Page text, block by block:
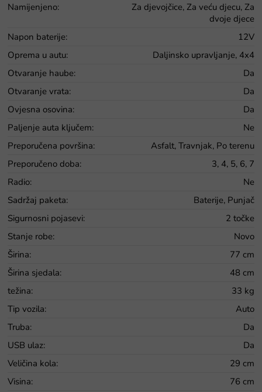
Namijenjeno:
Za djevojčice, Za veću djecu, Za
dvoje djece
Napon baterije:
12V
Oprema u autu:
Daljinsko upravljanje, 4x4
Otvaranje haube:
Da
Otvaranje vrata:
Da
Ovjesna osovina:
Da
Paljenje auta ključem:
Ne
Preporučena površina:
Asfalt, Travnjak, Po terenu
Preporučeno doba:
3, 4, 5, 6, 7
Radio:
Ne
Sadržaj paketa:
Baterije, Punjač
Sigurnosni pojasevi:
2 točke
Stanje robe:
Novo
Širina:
77 cm
Širina sjedala:
48 cm
težina:
33 kg
Tip vozila:
Auto
Truba:
Da
USB ulaz:
Da
Veličina kola:
29 cm
Visina:
76 cm